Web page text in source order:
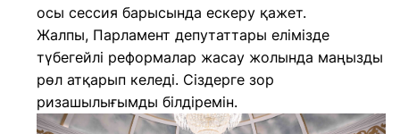
осы сессия барысында ескеру қажет.
Жалпы, Парламент депутаттары елімізде
түбегейлі реформалар жасау жолында маңызды
рөл атқарып келеді. Сіздерге зор
ризашылығымды білдіремін.